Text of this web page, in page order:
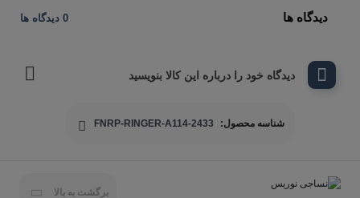
دیدگاه ها 0 دیدگاه ها
دیدگاه خود را درباره این کالا بنویسید
شناسه محصول: FNRP-RINGER-A114-2433
برگشت به بالا